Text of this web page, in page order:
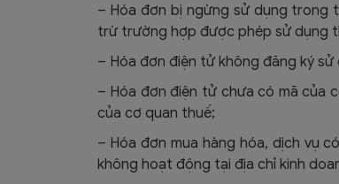
– Hóa đơn bị ngừng sử dụng trong
trừ trường hợp được phép sử dụng
– Hóa đơn điện tử không đăng ký
– Hóa đơn điện tử chưa có mã của
của cơ quan thuế;
– Hóa đơn mua hàng hóa, dịch vụ
không hoạt động tại địa chỉ kinh